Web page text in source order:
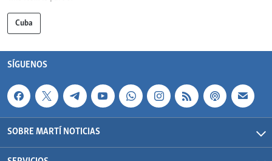
Cuba
SÍGUENOS
SOBRE MARTÍ NOTICIAS